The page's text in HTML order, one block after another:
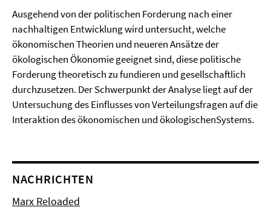
Ausgehend von der politischen Forderung nach einer
nachhaltigen Entwicklung wird untersucht, welche
ökonomischen Theorien und neueren Ansätze der
ökologischen Ökonomie geeignet sind, diese politische
Forderung theoretisch zu fundieren und gesellschaftlich
durchzusetzen. Der Schwerpunkt der Analyse liegt auf der
Untersuchung des Einflusses von Verteilungsfragen auf die
Interaktion des ökonomischen und ökologischenSystems.
NACHRICHTEN
Marx Reloaded